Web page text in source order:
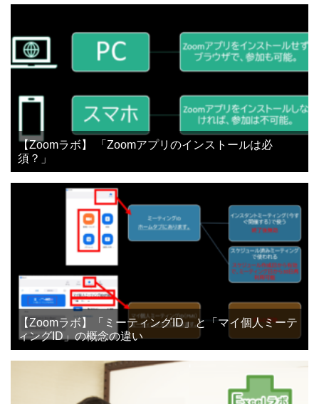
【Zoomラボ】 「Zoomアプリのインストールは必
須？」
【Zoomラボ】「ミーティングID」と「マイ個人ミーテ
ィングID」の概念の違い